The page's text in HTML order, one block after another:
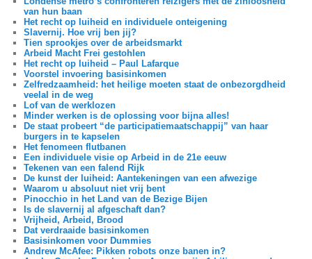
van hun baan
Het recht op luiheid en individuele onteigening
Slavernij. Hoe vrij ben jij?
Tien sprookjes over de arbeidsmarkt
Arbeid Macht Frei gestohlen
Het recht op luiheid – Paul Lafarque
Voorstel invoering basisinkomen
Zelfredzaamheid: het heilige moeten staat de onbezorgdheid
veelal in de weg
Lof van de werklozen
Minder werken is de oplossing voor bijna alles!
De staat probeert “de participatiemaatschappij” van haar
burgers in te kapselen
Het fenomeen flutbanen
Een individuele visie op Arbeid in de 21e eeuw
Tekenen van een falend Rijk
De kunst der luiheid: Aantekeningen van een afwezige
Waarom u absoluut niet vrij bent
Pinocchio in het Land van de Bezige Bijen
Is de slavernij al afgeschaft dan?
Vrijheid, Arbeid, Brood
Dat verdraaide basisinkomen
Basisinkomen voor Dummies
Andrew McAfee: Pikken robots onze banen in?